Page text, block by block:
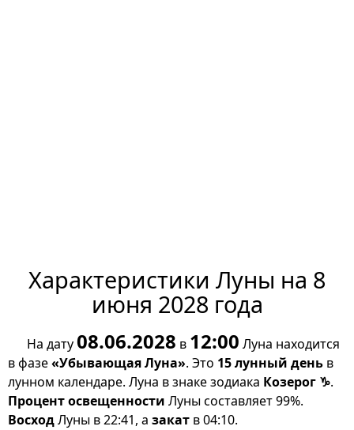
Характеристики Луны на 8
июня 2028 года
На дату08.06.2028 в 12:00 Луна находится
в фазе«Убывающая Луна». Это 15 лунный день в
лунном календаре. Луна в знаке зодиака Козерог ♑.
Процент освещенности Луны составляет 99%.
ВосходЛуны в 22:41, а закат в 04:10.